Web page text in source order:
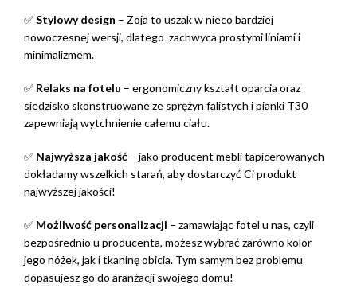
✅Stylowy design – Zoja to uszak w nieco bardziej
nowoczesnej wersji, dlatego zachwyca prostymi liniami i
minimalizmem.
✅ Relaks na fotelu – ergonomiczny kształt oparcia oraz
siedzisko skonstruowane ze sprężyn falistych i pianki T30
zapewniają wytchnienie całemu ciału.
✅ Najwyższa jakość – jako producent mebli tapicerowanych
dokładamy wszelkich starań, aby dostarczyć Ci produkt
najwyższej jakości!
✅ Możliwość personalizacji – zamawiając fotel u nas, czyli
bezpośrednio u producenta, możesz wybrać zarówno kolor
jego nóżek, jak i tkaninę obicia. Tym samym bez problemu
dopasujesz go do aranżacji swojego domu!